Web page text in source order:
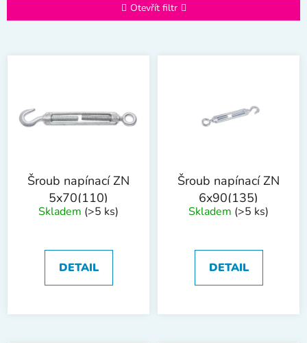
n
p
Otevřít filtr
V
Šroub napínací ZN
5x70(110)
Skladem (>5 ks)
DETAIL
Šroub napínací ZN
6x90(135)
Skladem (>5 ks)
DETAIL